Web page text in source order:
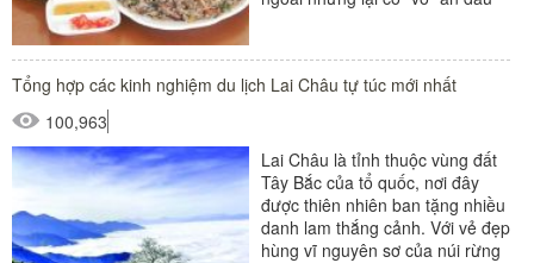
Tổng hợp các kinh nghiệm du lịch Lai Châu tự túc mới nhất
100,963
Lai Châu là tỉnh thuộc vùng đất
Tây Bắc của tổ quốc, nơi đây
được thiên nhiên ban tặng nhiều
danh lam thắng cảnh. Với vẻ đẹp
hùng vĩ nguyên sơ của núi rừng